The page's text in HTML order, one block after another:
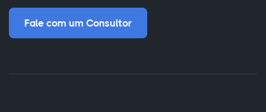
Fale com um Consultor